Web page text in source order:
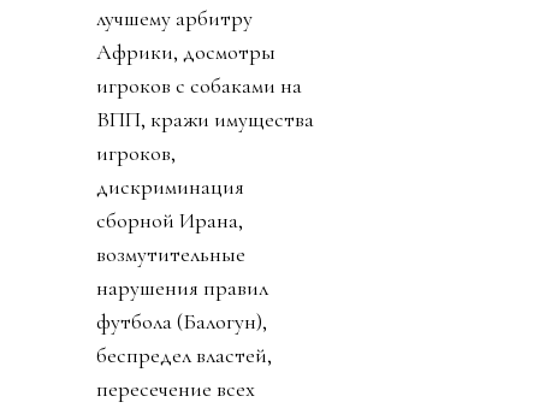
лучшему арбитру
Африки, досмотры
игроков с собаками на
ВПП, кражи имущества
игроков,
дискриминация
сборной Ирана,
возмутительные
нарушения правил
футбола (Балогун),
беспредел властей,
пересечение всех